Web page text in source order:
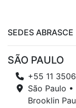
SEDES ABRASCE
SÃO PAULO
+55 11
São Paulo
Brooklin